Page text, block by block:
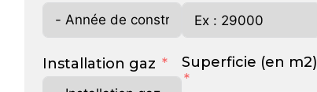
Installation gaz Superficie (en m2)